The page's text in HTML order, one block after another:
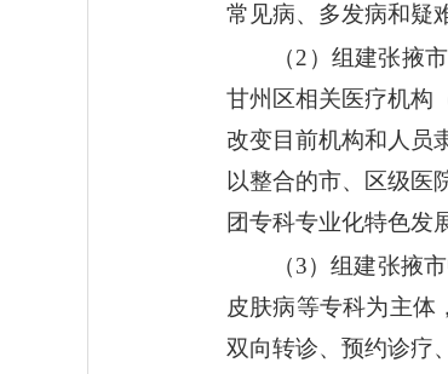
常见病、多发病和疑
（2）组建张掖
甘州区相关医疗机构
改变目前机构和人员
以整合的市、区级医
团专科专业化特色发
（3）组建张掖
皮肤病等专科为主体
双向转诊、预约诊疗